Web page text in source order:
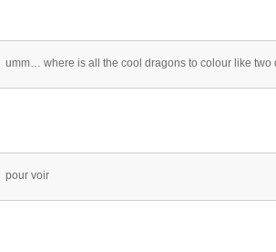
umm… where is all the cool dragons to colour like two
pour voir